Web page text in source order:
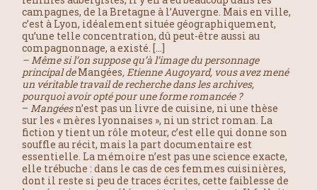
campagnes, de la Bretagne à l’Auvergne. Mais en ville,
c’est à Lyon, idéalement située géographiquement,
qu’une telle concentration, dû peut-être aussi au
compagnonnage, a existé. […]
– Même si l’on suppose qu’à l’image du personnage
principal deMangées, Etienne Augoyard, vous avez mené
un véritable travail de recherche dans les archives,
pourquoi avoir opté pour une forme romancée ?
– Mangéesn’est pas un livre de cuisine, ni une thèse
sur les « mères lyonnaises », ni un strict roman. La
fiction y tient un rôle moteur, c’est elle qui donne son
souffle au récit, mais la part documentaire est
essentielle. La mémoire n’est pas une science exacte,
elle trébuche : dans le cas de ces femmes cuisinières,
dont il reste si peu de traces écrites, cette faiblesse de